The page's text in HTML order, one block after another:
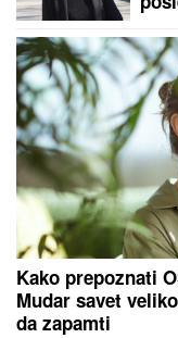
Kako prepoznati
Mudar savet
da zapamti